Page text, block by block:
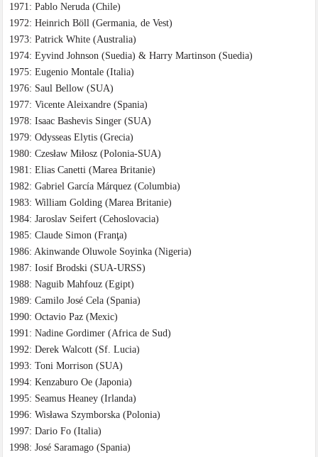
1971: Pablo Neruda (Chile)
1972: Heinrich Böll (Germania, de Vest)
1973: Patrick White (Australia)
1974: Eyvind Johnson (Suedia) & Harry Martinson (Suedia)
1975: Eugenio Montale (Italia)
1976: Saul Bellow (SUA)
1977: Vicente Aleixandre (Spania)
1978: Isaac Bashevis Singer (SUA)
1979: Odysseas Elytis (Grecia)
1980: Czesław Miłosz (Polonia-SUA)
1981: Elias Canetti (Marea Britanie)
1982: Gabriel García Márquez (Columbia)
1983: William Golding (Marea Britanie)
1984: Jaroslav Seifert (Cehoslovacia)
1985: Claude Simon (Franţa)
1986: Akinwande Oluwole Soyinka (Nigeria)
1987: Iosif Brodski (SUA-URSS)
1988: Naguib Mahfouz (Egipt)
1989: Camilo José Cela (Spania)
1990: Octavio Paz (Mexic)
1991: Nadine Gordimer (Africa de Sud)
1992: Derek Walcott (Sf. Lucia)
1993: Toni Morrison (SUA)
1994: Kenzaburo Oe (Japonia)
1995: Seamus Heaney (Irlanda)
1996: Wisława Szymborska (Polonia)
1997: Dario Fo (Italia)
1998: José Saramago (Spania)